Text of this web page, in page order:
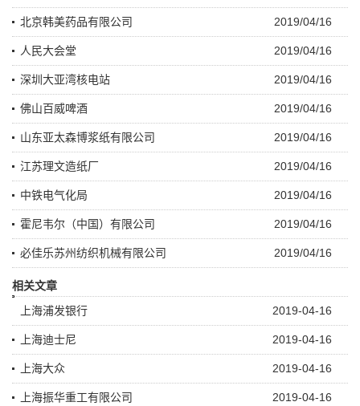
2019/04/16
北京韩美药品有限公司
2019/04/16
人民大会堂
2019/04/16
深圳大亚湾核电站
2019/04/16
佛山百威啤酒
2019/04/16
山东亚太森博浆纸有限公司
2019/04/16
江苏理文造纸厂
2019/04/16
中铁电气化局
2019/04/16
霍尼韦尔（中国）有限公司
2019/04/16
必佳乐苏州纺织机械有限公司
相关文章
2019-04-16
上海浦发银行
2019-04-16
上海迪士尼
2019-04-16
上海大众
2019-04-16
上海振华重工有限公司